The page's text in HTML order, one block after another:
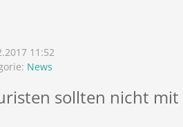
11:52
News
sollten nicht